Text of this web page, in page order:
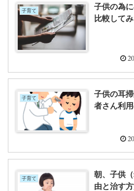
子育て
子供の為
比較してみ
子育て
子供の耳
者さん利
子育て
朝、子供
由と治す